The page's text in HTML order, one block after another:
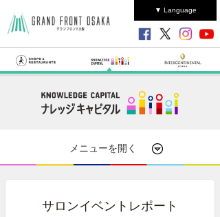
▼ Language
メニューを開く
サロンイベントレポート